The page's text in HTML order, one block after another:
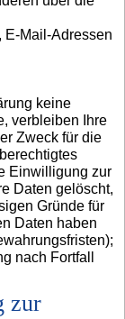
E-Mail-Adressen
keine
verbleiben Ihre
Zweck für die
Einwilligung zur
Daten gelöscht,
Gründe für
Daten haben
nach Fortfall
zur